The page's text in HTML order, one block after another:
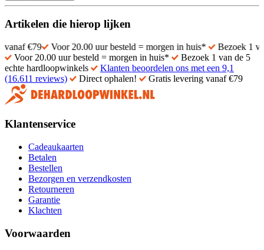
Artikelen die hierop lijken
Voor 20.00 uur besteld = morgen in huis*
Bezoek 1 van de 5
Voor 20.00 uur besteld = morgen in huis*
Bezoek 1 van de 5
echte hardloopwinkels
Klanten beoordelen ons met een 9,1
(16.611 reviews)
Direct ophalen! Gratis levering vanaf €79
Klantenservice
Cadeaukaarten
Betalen
Bestellen
Bezorgen en verzendkosten
Retourneren
Garantie
Klachten
Voorwaarden